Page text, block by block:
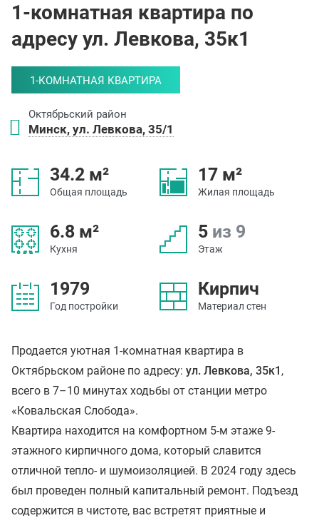
1-комнатная квартира по
адресу ул. Левкова, 35к1
1-КОМНАТНАЯ КВАРТИРА
Октябрьский район
Минск, ул. Левкова, 35/1
34.2 м²
Общая площадь
17 м²
Жилая площадь
6.8 м²
Кухня
5 из 9
Этаж
1979
Год постройки
Кирпич
Материал стен
Продается уютная 1-комнатная квартира в
Октябрьском районе по адресу: ул. Левкова, 35к1 ,
всего в 7–10 минутах ходьбы от станции метро
«Ковальская Слобода».
Квартира находится на комфортном 5-м этаже 9-
этажного кирпичного дома, который славится
отличной тепло- и шумоизоляцией. В 2024 году здесь
был проведен полный капитальный ремонт. Подъезд
содержится в чистоте, вас встретят приятные и